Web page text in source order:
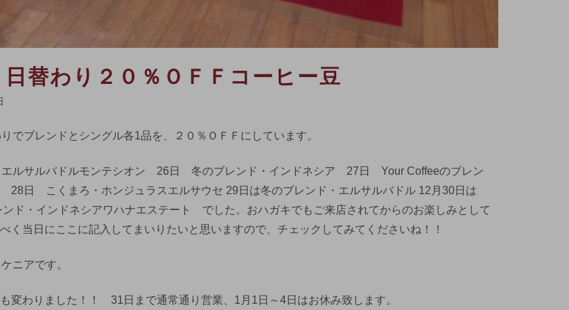
替わり２０％ＯＦＦコーヒー豆
でブレンドとシングル各1品を、２０％ＯＦＦにしています。
ルサルバドルモンテシオン 26日 冬のブレンド・インドネシア 27日 Your Coffeeのブレン
28日 こくまろ・ホンジュラスエルサウセ 29日は冬のブレンド・エルサルバドル 12月30日は
ンド・インドネシアワハナエステート でした。おハガキでもご来店されてからのお楽しみとして
く当日にここに記入してまいりたいと思いますので、チェックしてみてくださいね！！
ニアです。
変わりました！！ 31日まで通常通り営業、1月1日～4日はお休み致します。